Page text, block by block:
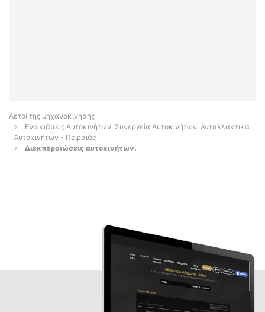
Αετοί της μηχανοκίνησης
Ενοικιάσεις Αυτοκινήτων, Συνεργεία Αυτοκινήτων, Ανταλλακτικά
Αυτοκινήτων - Πειραιάς
Διεκπεραιώσεις αυτοκινήτων.